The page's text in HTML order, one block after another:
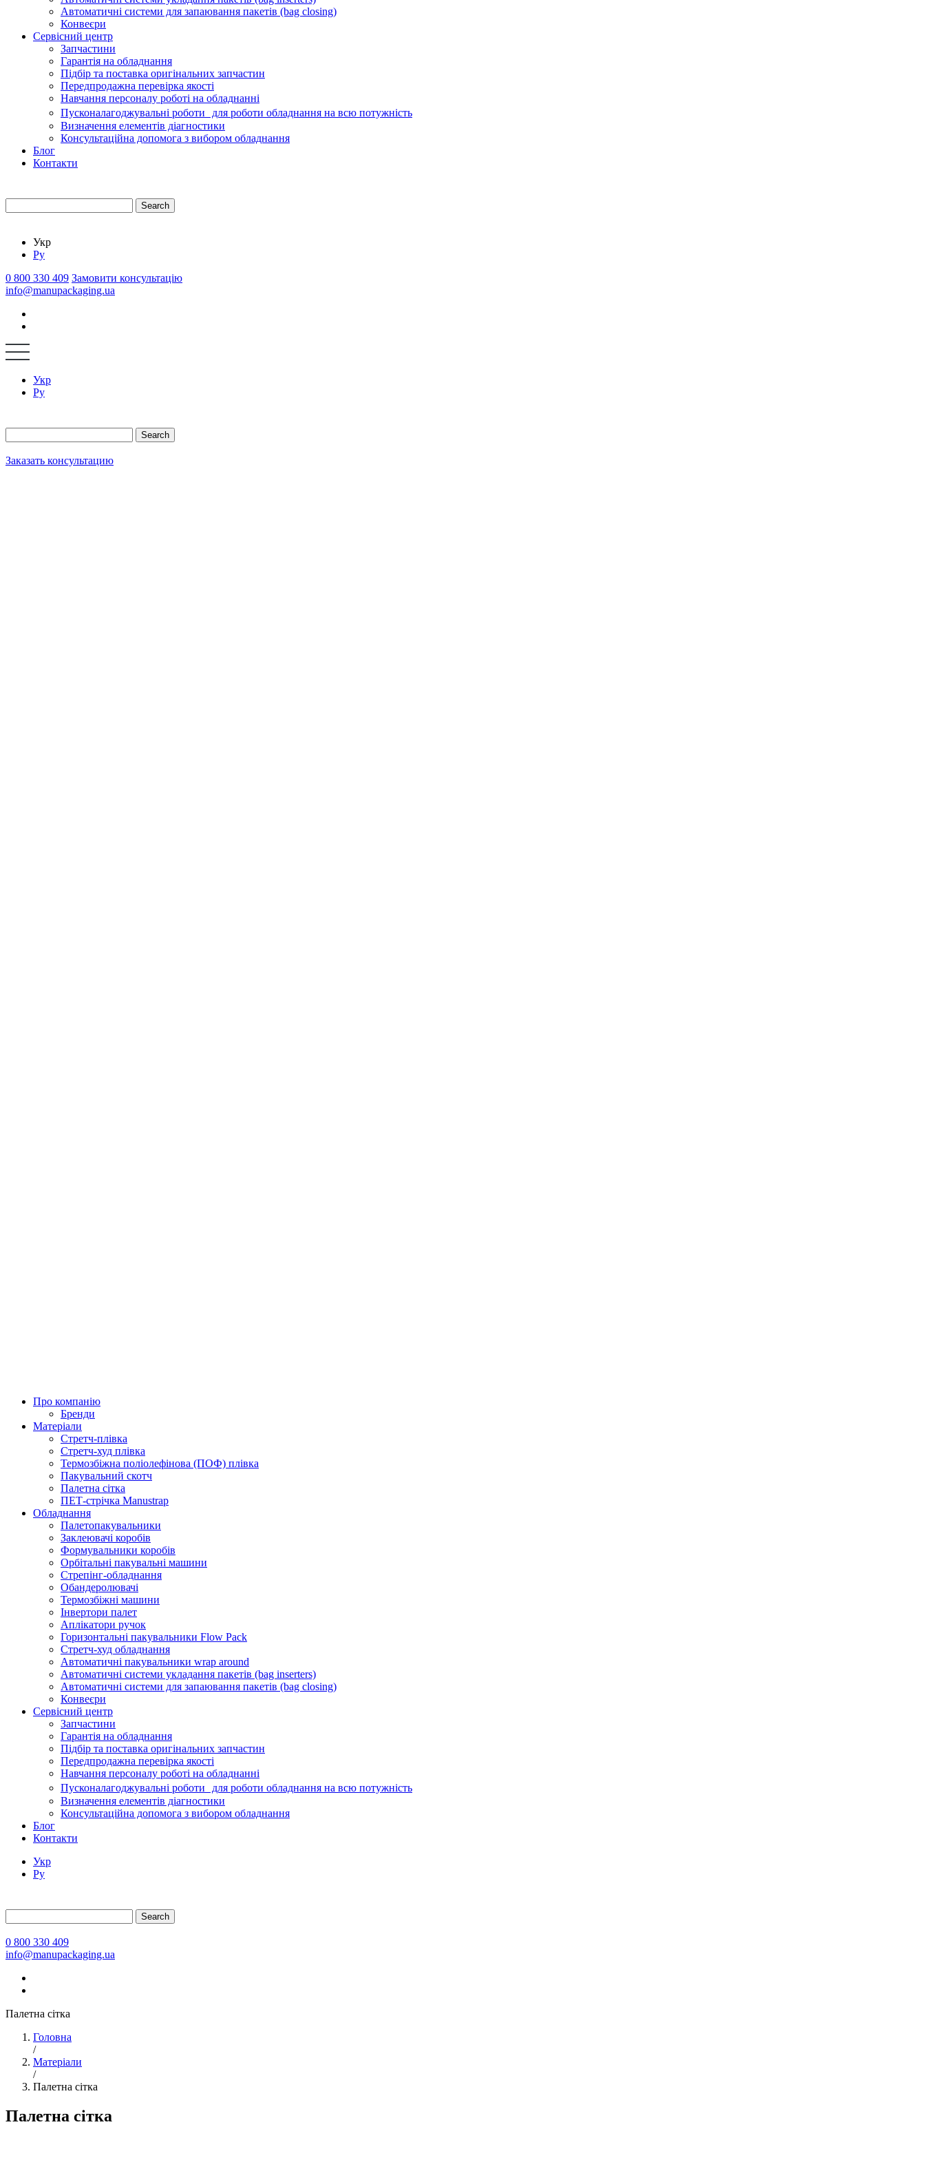
Автоматичні системи для запаювання пакетів (bag closing)
Конвеєри
Сервісний центр
Запчастини
Гарантія на обладнання
Підбір та поставка оригінальних запчастин
Передпродажна перевірка якості
Навчання персоналу роботі на обладнанні
Пусконалагоджувальні роботи для роботи обладнання на всю потужність
Визначення елементів діагностики
Консультаційна допомога з вибором обладнання
Блог
Контакти
Search
Укр
Ру
0 800 330 409 Замовити консультацію
info@manupackaging.ua
Укр
Ру
Search
Заказать консультацию
Про компанію
Бренди
Матеріали
Стретч-плівка
Стретч-худ плівка
Термозбіжна поліолефінова (ПОФ) плівка
Пакувальний скотч
Палетна сітка
ПЕТ-стрічка Manustrap
Обладнання
Палетопакувальники
Заклеювачі коробів
Формувальники коробів
Орбітальні пакувальні машини
Стрепінг-обладнання
Обандеролювачі
Термозбіжні машини
Інвертори палет
Аплікатори ручок
Горизонтальні пакувальники Flow Pack
Стретч-худ обладнання
Автоматичні пакувальники wrap around
Автоматичні системи укладання пакетів (bag inserters)
Автоматичні системи для запаювання пакетів (bag closing)
Конвеєри
Сервісний центр
Запчастини
Гарантія на обладнання
Підбір та поставка оригінальних запчастин
Передпродажна перевірка якості
Навчання персоналу роботі на обладнанні
Пусконалагоджувальні роботи для роботи обладнання на всю потужність
Визначення елементів діагностики
Консультаційна допомога з вибором обладнання
Блог
Контакти
Укр
Ру
Search
0 800 330 409
info@manupackaging.ua
Палетна сітка
Головна
/
Матеріали
/
Палетна сітка
Палетна сітка